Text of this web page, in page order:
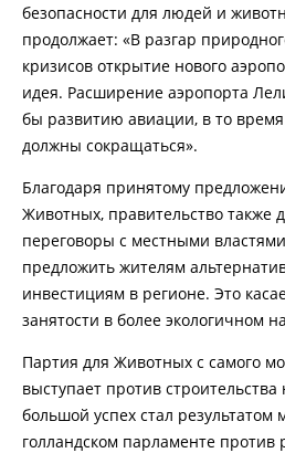
безопасности для людей и
продолжает: «В разгар
кризисов открытие нового
идея. Расширение аэропорта
бы развитию авиации, в то
должны сокращаться».
Благодаря принятому
Животных, правительство также
переговоры с местными
предложить жителям
инвестициям в регионе. Это
занятости в более экологичном
Партия для Животных с самого
выступает против
большой успех стал результатом
голландском парламенте